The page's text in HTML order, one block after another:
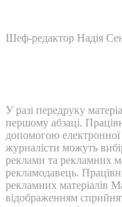
Шеф-редактор Надія
У разі передруку
першому абзаці.
допомогою
журналісти можуть
реклами та рекламних
рекламодавець.
рекламних матеріалів
відображенням